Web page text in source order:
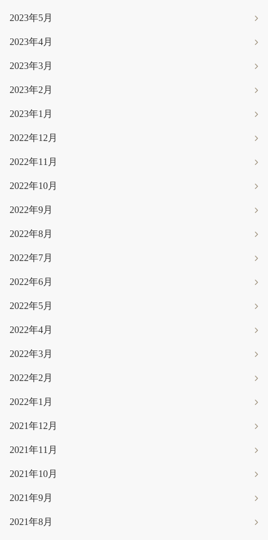
2023年5月
2023年4月
2023年3月
2023年2月
2023年1月
2022年12月
2022年11月
2022年10月
2022年9月
2022年8月
2022年7月
2022年6月
2022年5月
2022年4月
2022年3月
2022年2月
2022年1月
2021年12月
2021年11月
2021年10月
2021年9月
2021年8月